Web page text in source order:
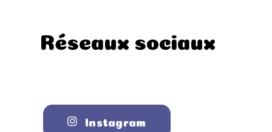
Réseaux sociaux
Instagram